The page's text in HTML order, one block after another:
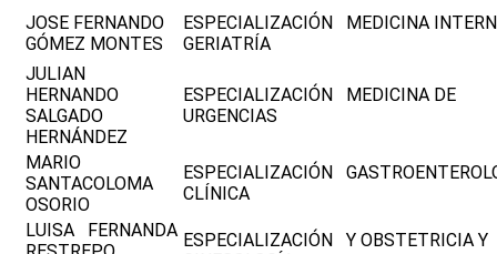
JOSE FERNANDO
GÓMEZ MONTES
ESPECIALIZACIÓN MEDICINA
GERIATRÍA
JULIAN
HERNANDO
SALGADO
HERNÁNDEZ
ESPECIALIZACIÓN MEDICINA DE
URGENCIAS
MARIO
SANTACOLOMA
OSORIO
ESPECIALIZACIÓN
CLÍNICA
LUISA FERNANDA ESPECIALIZACIÓN Y OBSTETRICIA Y